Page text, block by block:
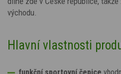
východu.
Hlavní vlastnosti
funkční sportovní čepice